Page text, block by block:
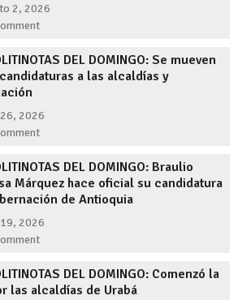
2, 2026
DEL DOMINGO: Se mueven
a las alcaldías y
2026
DEL DOMINGO: Braulio
Márquez hace oficial su candidatura
de Antioquia
2026
DEL DOMINGO: Comenzó la
las alcaldías de Urabá